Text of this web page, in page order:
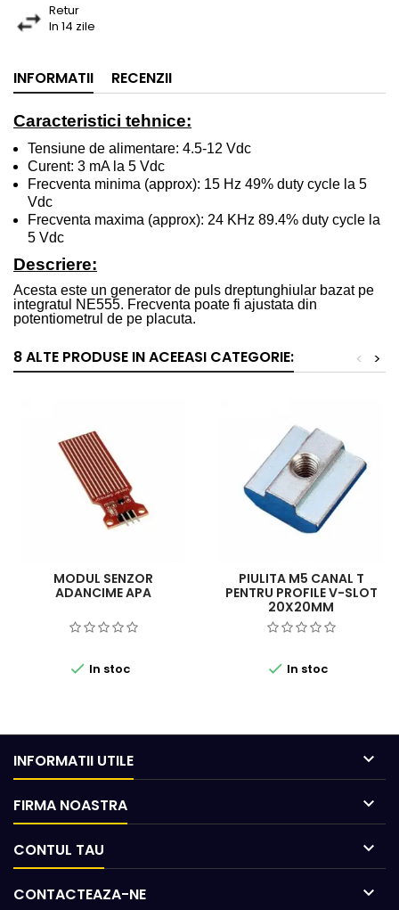
Retur
In 14 zile
INFORMATII RECENZII
Caracteristici tehnice:
Tensiune de alimentare: 4.5-12 Vdc
Curent: 3 mA la 5 Vdc
Frecventa minima (approx): 15 Hz 49% duty cycle la 5
Vdc
Frecventa maxima (approx): 24 KHz 89.4% duty cycle la
5 Vdc
Descriere:
Acesta este un generator de puls dreptunghiular bazat pe
integratul NE555. Frecventa poate fi ajustata din
potentiometrul de pe placuta.
8 ALTE PRODUSE IN ACEEASI CATEGORIE: >
<
MODUL SENZOR
ADANCIME APA
 In stoc
PIULITA M5 CANAL T
PENTRU PROFILE V-SLOT
20X20MM
 In stoc
INFORMATII UTILE 
FIRMA NOASTRA 
CONTUL TAU 
CONTACTEAZA-NE 